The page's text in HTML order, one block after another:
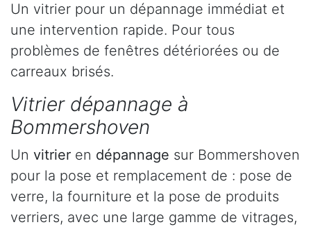
Un vitrier pour un dépannage immédiat et
une intervention rapide. Pour tous
problèmes de fenêtres détériorées ou de
carreaux brisés.
Vitrier dépannage à
Bommershoven
Un vitrier en dépannage sur Bommershoven
pour la pose et remplacement de : pose de
verre, la fourniture et la pose de produits
verriers, avec une large gamme de vitrages,